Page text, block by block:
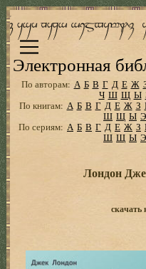
Электронная
По авторам: А Б В Г Д Е Ж
Ч Ш Щ Ы
По книгам: А Б В Г Д Е Ж З
Ш Щ Ы Э
По сериям: А Б В Г Д Е Ж З
Ш Щ Ы Э
Лондон
скачать